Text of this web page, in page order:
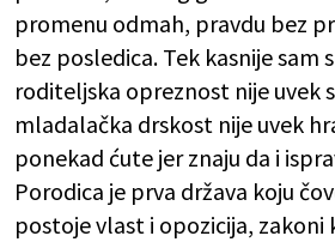
promenu odmah, pravdu bez
bez posledica. Tek kasnije sam
roditeljska opreznost nije uvek
mladalačka drskost nije uvek
ponekad ćute jer znaju da i
Porodica je prva država koju
postoje vlast i opozicija, zakoni